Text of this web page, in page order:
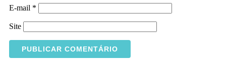
E-mail *
Site